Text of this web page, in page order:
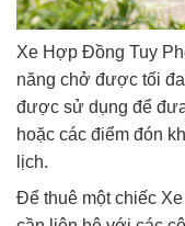
Xe Hợp Đồng Tuy
năng chở được tối
được sử dụng để
hoặc các điểm đón
lịch.
Để thuê một chiếc